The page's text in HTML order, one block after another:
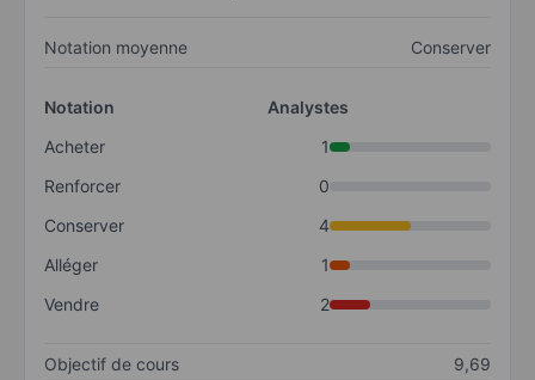
Notation moyenne Conserver
Notation
Analystes
Acheter
1
Renforcer
0
Conserver
4
Alléger
1
Vendre
2
Objectif de cours
9,69